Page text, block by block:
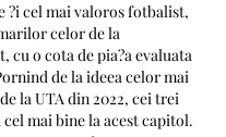
?i cel mai valoros fotbalist,
celor de la
cu o cota de pia?a evaluata
de la ideea celor mai
la UTA din 2022, cei trei
cel mai bine la acest capitol.